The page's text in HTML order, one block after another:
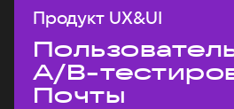
Продукт UX&UI
A/B-
Почты